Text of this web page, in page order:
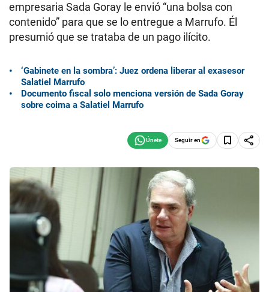
empresaria Sada Goray le envió “una bolsa con
contenido” para que se lo entregue a Marrufo. Él
presumió que se trataba de un pago ilícito.
‘Gabinete en la sombra’: Juez ordena liberar al exasesor
Salatiel Marrufo
Documento fiscal solo menciona versión de Sada Goray
sobre coima a Salatiel Marrufo
Seguir en